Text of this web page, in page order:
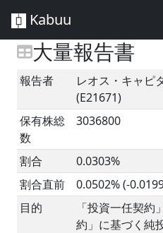
Kabuu
大量報告書
報告者
レオス・キャピ
(E21671)
保有株総
数
3036800
割合
0.0303%
割合直前
0.0502% (-
目的
「投資一任契
約」に基づく純